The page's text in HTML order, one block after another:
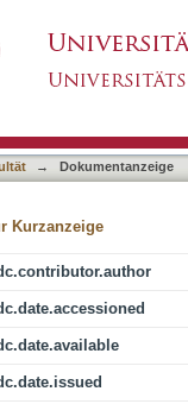
→ Dokumentanzeige
Kurzanzeige